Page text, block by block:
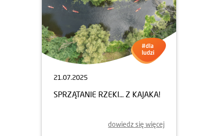
21.07.2025
SPRZĄTANIE RZEKI... Z KAJAKA!
dowiedz się więcej